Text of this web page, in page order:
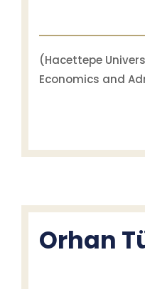
(Hacettepe
Economics and
Orhan